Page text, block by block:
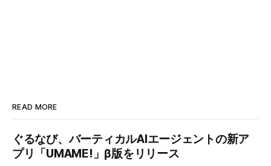
READ MORE
ぐるなび、バーティカルAIエージェントの新ア
プリ「UMAME!」β版をリリース